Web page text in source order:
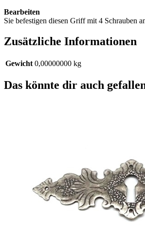
Bearbeiten
Sie befestigen diesen Griff mit 4 Schrauben
Zusätzliche Informationen
Gewicht 0,00000000 kg
Das könnte dir auch